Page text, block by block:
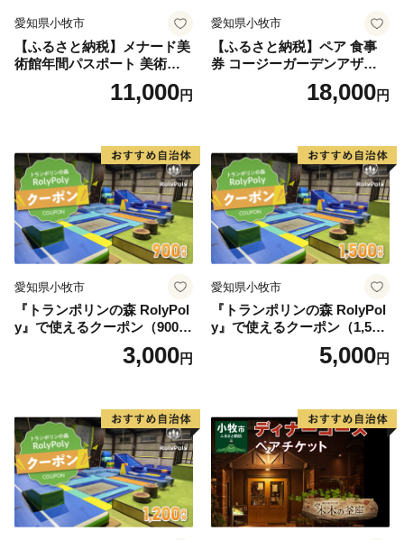
愛知県小牧市
【ふるさと納税】メナード美
術館年間パスポート 美術館
11,000円
愛知県小牧市
【ふるさと納税】ペア 食事
券 コージーガーデンアザレ
ア アフタヌーン宝石箱 ホテ
ル特製 デザート 6種類 サン
ティー チケット 券 2名様分
お祝 誕生日 記念日 名鉄小牧
ホテル 愛知県 小牧市 送料無
料
18,000円
愛知県小牧市
『トランポリンの森 RolyPol
y』で使えるクーポン（900
3,000円
愛知県小牧市
『トランポリンの森 RolyPol
y』で使えるクーポン（1,500
5,000円